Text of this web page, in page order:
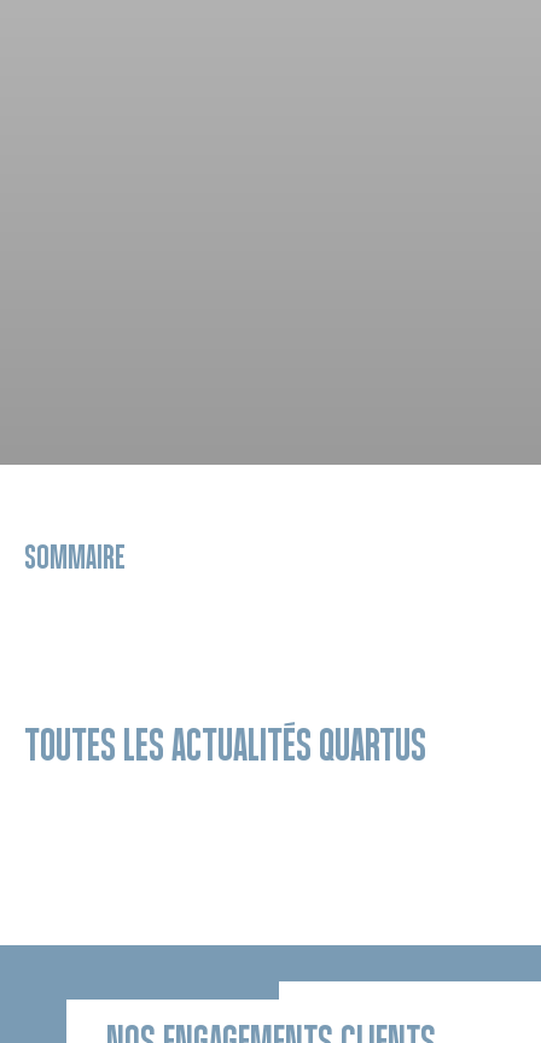
SOMMAIRE
TOUTES LES ACTUALITÉS QUARTUS